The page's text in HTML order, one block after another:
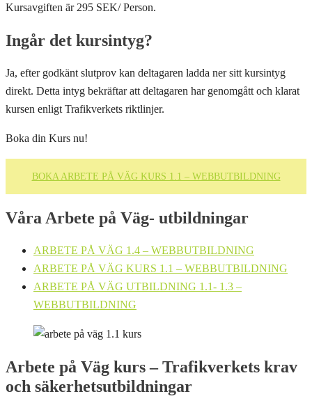
Kursavgiften är 295 SEK/ Person.
Ingår det kursintyg?
Ja, efter godkänt slutprov kan deltagaren ladda ner sitt kursintyg
direkt. Detta intyg bekräftar att deltagaren har genomgått och klarat
kursen enligt Trafikverkets riktlinjer.
Boka din Kurs nu!
BOKA ARBETE PÅ VÄG KURS 1.1 – WEBBUTBILDNING
Våra Arbete på Väg- utbildningar
ARBETE PÅ VÄG 1.4 – WEBBUTBILDNING
ARBETE PÅ VÄG KURS 1.1 – WEBBUTBILDNING
ARBETE PÅ VÄG UTBILDNING 1.1- 1.3 –
WEBBUTBILDNING
Arbete på Väg kurs – Trafikverkets krav
och säkerhetsutbildningar